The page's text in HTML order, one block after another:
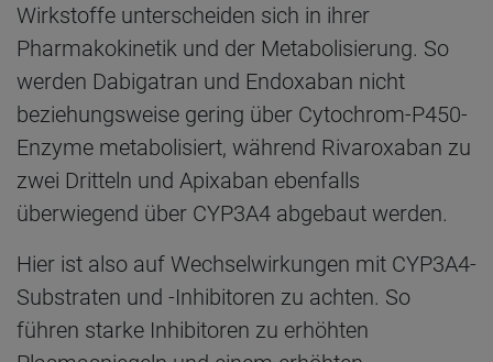
Wirkstoffe unterscheiden sich in ihrer
Pharmakokinetik und der Metabolisierung. So
werden Dabigatran und Endoxaban nicht
beziehungsweise gering über Cytochrom-P450-
Enzyme metabolisiert, während Rivaroxaban zu
zwei Dritteln und Apixaban ebenfalls
überwiegend über CYP3A4 abgebaut werden.
Hier ist also auf Wechselwirkungen mit CYP3A4-
Substraten und -Inhibitoren zu achten. So
führen starke Inhibitoren zu erhöhten